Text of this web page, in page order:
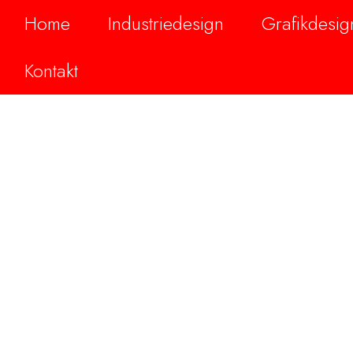
Home Industriedesign
Kontakt